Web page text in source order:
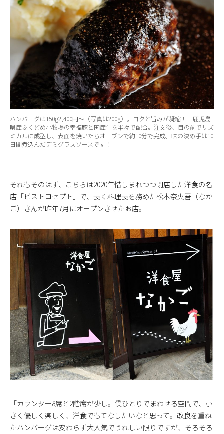
ハンバーグは150g2,400円〜（写真は200g）。コクと旨みが凝縮！ 鹿児島
県産ふくどめ小牧場の幸福豚と国産牛を半々で配合。注文後、目の前でリズ
ミカルに成型し、表面を焼いたらオーブンで約10分で完成。味の決め手は10
日間煮込んだデミグラスソースです！
それもそのはず、こちらは2020年惜しまれつつ閉店した洋食の名
店「ビストロセプト」で、長く料理長を務めた松本奈火吾（なか
ご）さんが昨年7月にオープンさせたお店。
「カウンター8席と2階席が少し。僕ひとりでまわせる空間で、小
さく優しく楽しく、洋食でもてなしたいなと思って。改良を重ね
たハンバーグは変わらず大人気でうれしい限りですが、そろそろ